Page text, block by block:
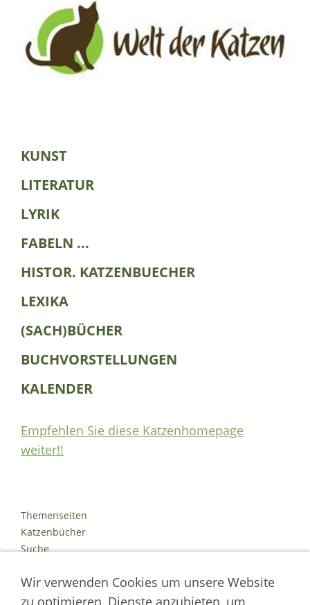
KUNST
LITERATUR
LYRIK
FABELN ...
HISTOR. KATZENBUECHER
LEXIKA
(SACH)BÜCHER
BUCHVORSTELLUNGEN
KALENDER
Empfehlen Sie diese Katzenhomepage
weiter!!
Themenseiten
Katzenbücher
Suche
Impressum
Datenschutz
Wir verwenden Cookies um unsere Website
zu optimieren, Dienste anzubieten, um